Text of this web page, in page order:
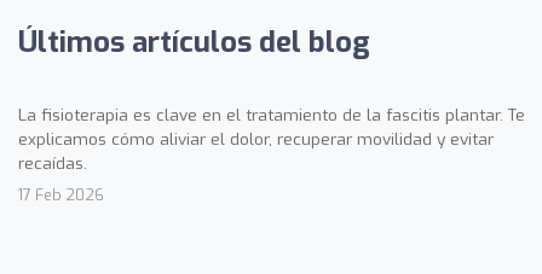
Últimos artículos del blog
La fisioterapia es clave en el tratamiento de la fascitis plantar. Te
explicamos cómo aliviar el dolor, recuperar movilidad y evitar
recaídas.
17 Feb 2026